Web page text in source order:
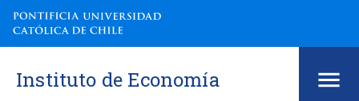
Instituto de Economía